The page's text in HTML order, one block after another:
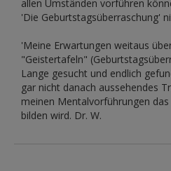
allen Umständen vorführen
'Die Geburtstagsüberraschung'
'Meine Erwartungen weitaus
"Geistertafeln"
Lange gesucht und endlich
gar nicht danach aussehendes
meinen Mentalvorführungen
bilden wird. Dr. W.